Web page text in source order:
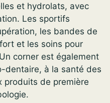
et hydrolats, avec
Les sportifs
les bandes de
et les soins pour
corner est également
dentaire, à la santé des
produits de première